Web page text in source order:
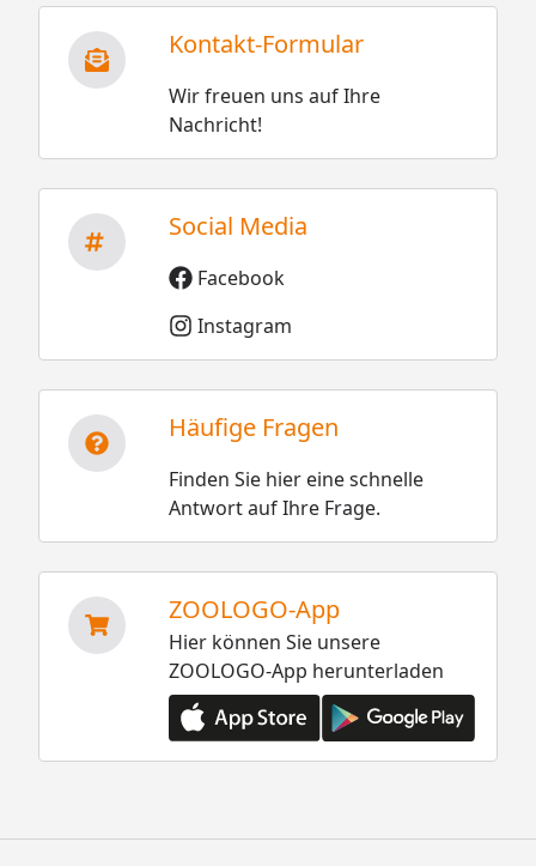
Kontakt-Formular
Wir freuen uns auf Ihre
Nachricht!
Social Media
Facebook
Instagram
Häufige Fragen
Finden Sie hier eine schnelle
Antwort auf Ihre Frage.
ZOOLOGO-App
Hier können Sie unsere
ZOOLOGO-App herunterladen